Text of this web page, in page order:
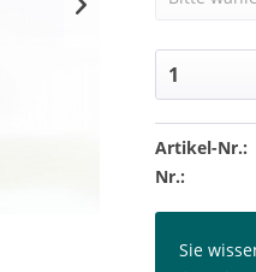
Artikel-Nr.:
Nr.:
Sie